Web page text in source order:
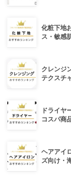
化粧下地
ス・敏感
クレンジ
テクスチ
ドライヤ
コスパ商
ヘアアイ
ズ向け・